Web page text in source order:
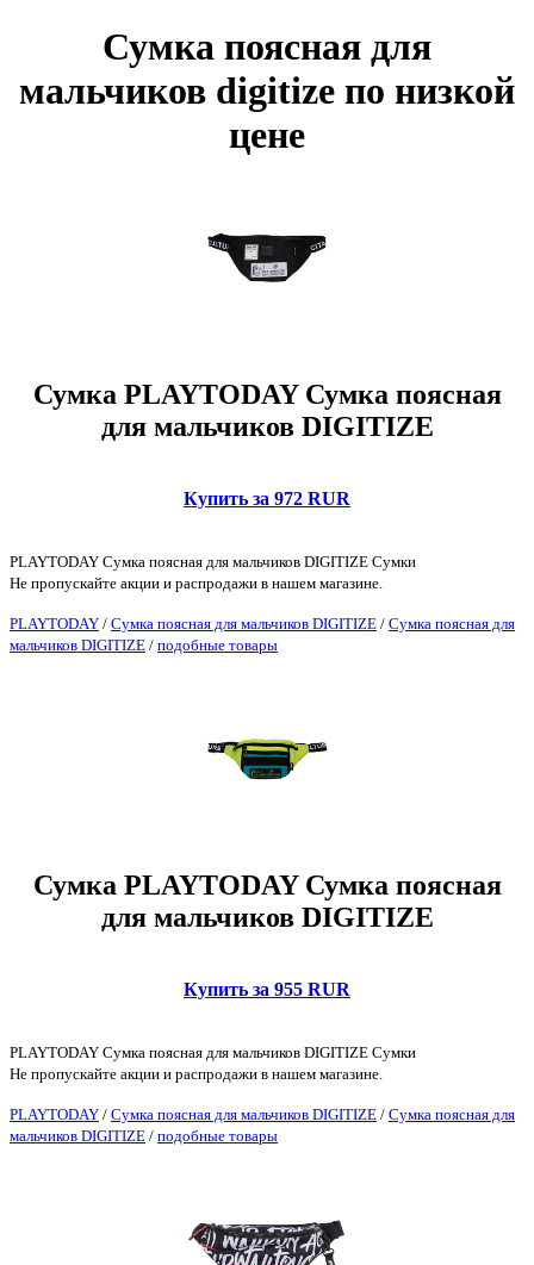
Сумка поясная для
мальчиков digitize по низкой
цене
Сумка PLAYTODAY Сумка поясная
для мальчиков DIGITIZE
Купить за 972 RUR
PLAYTODAY Сумка поясная для мальчиков DIGITIZE Сумки
Не пропускайте акции и распродажи в нашем магазине.
PLAYTODAY / Сумка поясная для мальчиков DIGITIZE / Сумка поясная для
мальчиков DIGITIZE / подобные товары
Сумка PLAYTODAY Сумка поясная
для мальчиков DIGITIZE
Купить за 955 RUR
PLAYTODAY Сумка поясная для мальчиков DIGITIZE Сумки
Не пропускайте акции и распродажи в нашем магазине.
PLAYTODAY / Сумка поясная для мальчиков DIGITIZE / Сумка поясная для
мальчиков DIGITIZE / подобные товары